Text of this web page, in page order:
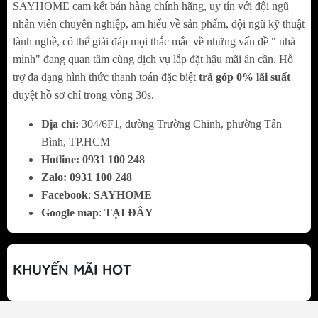
khiến sản phẩm được nhiều khách hàng yêu
thích và chọn lựa. Để hiểu rõ hơn về những
điểm ưu việt trong thiết kế của sản phẩm,
mời các bạn cùng chúng tôi theo dõi phần
dưới đây nha!
Giải pháp thông minh cho góc tủ
Với thiết kế độc đáo và thông minh, góc xoay
treo góc tủ quần áo 3 tầng màu
xámGrandX XM.270C
phụ kiện không nên thiếu nếu như nhà bạn
tủ rộng và chưa được tận dụng tối đa.
SAYHOME cam kết bán hàng chính hãng, uy tín với đội ngũ
nhân viên chuyên nghiệp, am hiểu về sản phẩm, đội ngũ kỹ thuật
lành nghề, có thể giải đáp mọi thắc mắc về những vấn đề " nhà
mình" đang quan tâm cùng dịch vụ lắp đặt hậu mãi ân cần. Hỗ
trợ đa dạng hình thức thanh toán đặc biệt trả góp 0% lãi suất
duyệt hồ sơ chỉ trong vòng 30s.
Địa chỉ: 304/6F1, đường Trường Chinh, phường Tân
Bình, TP.HCM
Hotline: 0931 100 248
Zalo: 0931 100 248
Facebook: SAYHOME
Google map: TẠI ĐÂY
KHUYẾN MÃI HOT